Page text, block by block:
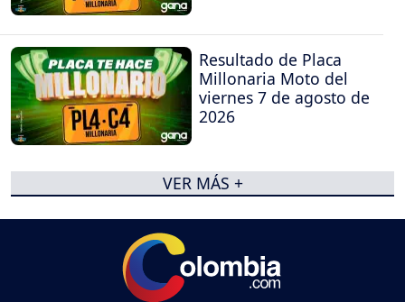
Resultado de Placa
Millonaria Moto del
viernes 7 de agosto de
2026
VER MÁS +